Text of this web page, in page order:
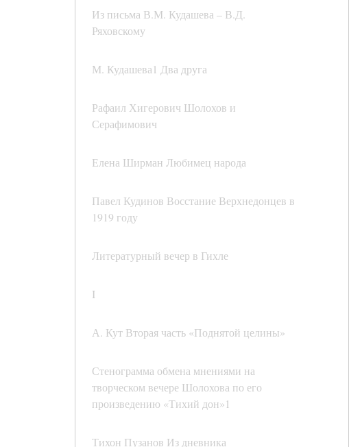
Из письма В.М. Кудашева – В.Д.
Ряховскому
М. Кудашева1 Два друга
Рафаил Хигерович Шолохов и
Серафимович
Елена Ширман Любимец народа
Павел Кудинов Восстание Верхнедонцев в
1919 году
Литературный вечер в Гихле
I
А. Кут Вторая часть «Поднятой целины»
Стенограмма обмена мнениями на
творческом вечере Шолохова по его
произведению «Тихий дон»1
Тихон Пузанов Из дневника